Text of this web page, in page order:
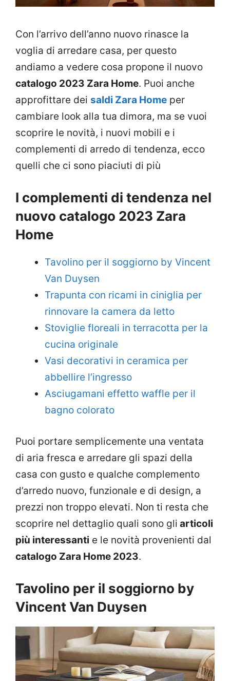
Con l’arrivo dell’anno nuovo rinasce la
voglia di arredare casa, per questo
andiamo a vedere cosa propone il nuovo
catalogo 2023 Zara Home. Puoi anche
approfittare dei saldi Zara Home per
cambiare look alla tua dimora, ma se vuoi
scoprire le novità, i nuovi mobili e i
complementi di arredo di tendenza, ecco
quelli che ci sono piaciuti di più
I complementi di tendenza nel
nuovo catalogo 2023 Zara
Home
Tavolino per il soggiorno by Vincent
Van Duysen
Trapunta con ricami in ciniglia per
rinnovare la camera da letto
Stoviglie floreali in terracotta per la
cucina originale
Vasi decorativi in ceramica per
abbellire l’ingresso
Asciugamani effetto waffle per il
bagno colorato
Puoi portare semplicemente una ventata
di aria fresca e arredare gli spazi della
casa con gusto e qualche complemento
d’arredo nuovo, funzionale e di design, a
prezzi non troppo elevati. Non ti resta che
scoprire nel dettaglio quali sono gli articoli
più interessanti e le novità provenienti dal
catalogo Zara Home 2023.
Tavolino per il soggiorno by
Vincent Van Duysen